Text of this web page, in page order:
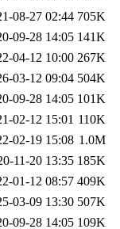
08-27 02:44 705K
09-28 14:05 141K
04-12 10:00 267K
03-12 09:04 504K
09-28 14:05 101K
02-12 15:01 110K
02-19 15:08 1.0M
11-20 13:35 185K
01-12 08:57 409K
03-09 13:30 507K
09-28 14:05 109K